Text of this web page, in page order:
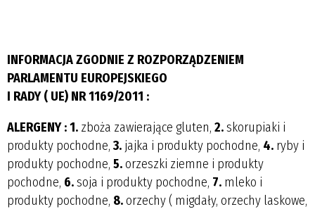
INFORMACJA ZGODNIE Z ROZPORZĄDZENIEM
PARLAMENTU EUROPEJSKIEGO
I RADY ( UE) NR 1169/2011 :
ALERGENY : 1. zboża zawierające gluten, 2.skorupiaki i
produkty pochodne, 3. jajka i produkty pochodne, 4. ryby i
produkty pochodne, 5.orzeszki ziemne i produkty
pochodne, 6.soja i produkty pochodne, 7. mleko i
produkty pochodne, 8.orzechy ( migdały, orzechy laskowe,